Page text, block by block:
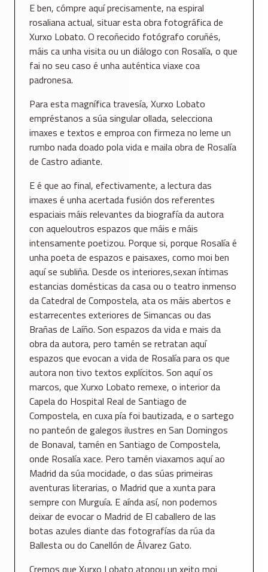
E ben, cómpre aquí precisamente, na espiral
rosaliana actual, situar esta obra fotográfica de
Xurxo Lobato. O recoñecido fotógrafo coruñés,
máis ca unha visita ou un diálogo con Rosalía, o que
fai no seu caso é unha auténtica viaxe coa
padronesa.
Para esta magnífica travesía, Xurxo Lobato
empréstanos a súa singular ollada, selecciona
imaxes e textos e emproa con firmeza no leme un
rumbo nada doado pola vida e maila obra de Rosalía
de Castro adiante.
E é que ao final, efectivamente, a lectura das
imaxes é unha acertada fusión dos referentes
espaciais máis relevantes da biografía da autora
con aqueloutros espazos que máis e máis
intensamente poetizou. Porque si, porque Rosalía é
unha poeta de espazos e paisaxes, como moi ben
aquí se subliña. Desde os interiores,sexan íntimas
estancias domésticas da casa ou o teatro inmenso
da Catedral de Compostela, ata os máis abertos e
estarrecentes exteriores de Simancas ou das
Brañas de Laíño. Son espazos da vida e mais da
obra da autora, pero tamén se retratan aquí
espazos que evocan a vida de Rosalía para os que
autora non tivo textos explícitos. Son aquí os
marcos, que Xurxo Lobato remexe, o interior da
Capela do Hospital Real de Santiago de
Compostela, en cuxa pía foi bautizada, e o sartego
no panteón de galegos ilustres en San Domingos
de Bonaval, tamén en Santiago de Compostela,
onde Rosalía xace. Pero tamén viaxamos aquí ao
Madrid da súa mocidade, o das súas primeiras
aventuras literarias, o Madrid que a xunta para
sempre con Murguía. E aínda así, non podemos
deixar de evocar o Madrid de El caballero de las
botas azules diante das fotografías da rúa da
Ballesta ou do Canellón de Álvarez Gato.
Cremos que Xurxo Lobato atopou un xeito moi